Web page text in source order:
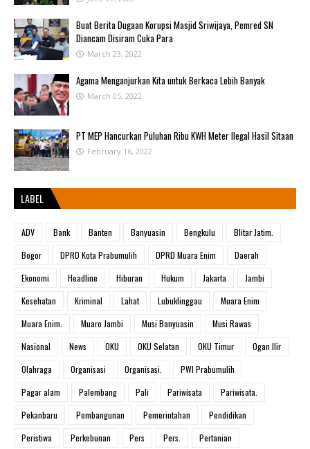
Buat Berita Dugaan Korupsi Masjid Sriwijaya, Pemred SN
Diancam Disiram Cuka Para
March 23, 2022
Agama Menganjurkan Kita untuk Berkaca Lebih Banyak
March 05, 2022
PT MEP Hancurkan Puluhan Ribu KWH Meter Ilegal Hasil Sitaan
February 16, 2022
LABEL
ADV Bank Banten Banyuasin Bengkulu
Blitar Jatim.
Bogor
DPRD Kota Prabumulih DPRD Muara Enim
Daerah
Ekonomi
Headline Hiburan Hukum Jakarta
Jambi
Kesehatan
Kriminal Lahat Lubuklinggau
Muara Enim
Muara Enim.
Muaro Jambi Musi Banyuasin
Musi Rawas
Nasional
News OKU OKU Selatan OKU Timur
Ogan Ilir
Olahraga
Organisasi Organisasi.
PWI Prabumulih
Pagar alam
Palembang Pali Pariwisata
Pariwisata.
Pekanbaru
Pembangunan Pemerintahan
Pendidikan
Peristiwa
Perkebunan Pers Pers.
Pertanian